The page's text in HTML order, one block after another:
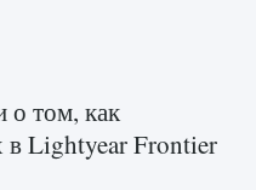
Нари в
0
о том, как
в Lightyear Frontier